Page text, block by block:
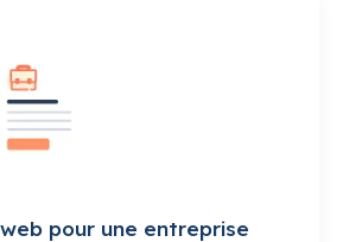
pour une entreprise